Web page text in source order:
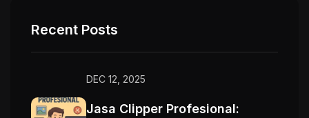
Recent Posts
DEC 12, 2025
Jasa Clipper Profesional: